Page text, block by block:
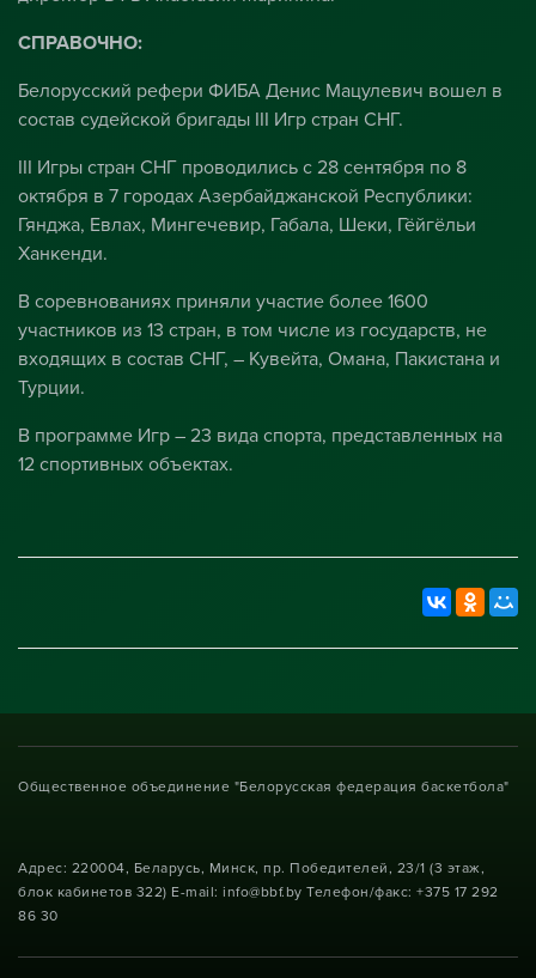
СПРАВОЧНО:
Белорусский рефери ФИБА Денис Мацулевич вошел в
состав судейской бригады III Игр стран СНГ.
III Игры стран СНГ проводились с 28 сентября по 8
октября в 7 городах Азербайджанской Республики:
Гянджа, Евлах, Мингечевир, Габала, Шеки, Гёйгёльи
Ханкенди.
В соревнованиях приняли участие более 1600
участников из 13 стран, в том числе из государств, не
входящих в состав СНГ, – Кувейта, Омана, Пакистана и
Турции.
В программе Игр – 23 вида спорта, представленных на
12 спортивных объектах.
Общественное объединение "Белорусская федерация баскетбола"
Адрес: 220004, Беларусь, Минск, пр. Победителей, 23/1 (3 этаж,
блок кабинетов 322) E-mail: info@bbf.by Телефон/факс: +375 17 292
86 30